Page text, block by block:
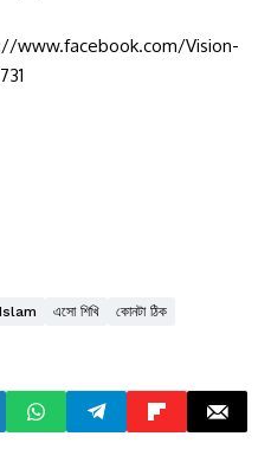
www.facebook.com/Vision-
এসো শিখি
কোনটা ঠিক